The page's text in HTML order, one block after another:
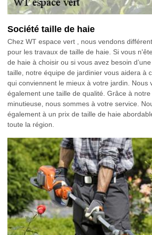
Société taille de haie
Chez WT espace vert , nous vendons
pour les travaux de taille de haie. Si vous
de haie à choisir ou si vous avez besoin
taille, notre équipe de jardinier vous aidera à
qui conviennent le mieux à votre jardin. Nous
également une taille de qualité. Grâce à notre
minutieuse, nous sommes à votre service.
également à un prix de taille de haie
toute la région.